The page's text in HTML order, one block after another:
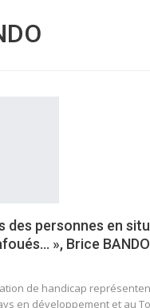
des personnes en
», Brice BANDO
de handicap
en développement et au